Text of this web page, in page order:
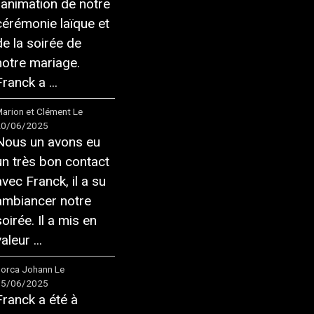
de notre
laïque et
la soirée de
mariage.
a ...
et Clément Le
06/2025
un avons eu
très bon contact
Franck, il a su
notre
Il a mis en
...
Johann Le
06/2025
a été à